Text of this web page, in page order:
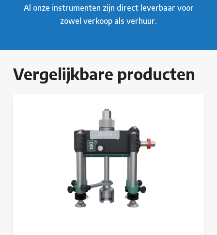
Al onze instrumenten zijn direct leverbaar voor
zowel verkoop als verhuur.
Vergelijkbare producten